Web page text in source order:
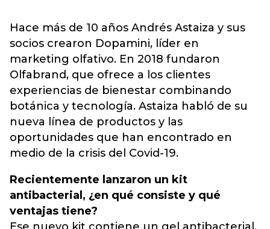
Hace más de 10 años Andrés Astaiza y sus
socios crearon Dopamini, líder en
marketing olfativo. En 2018 fundaron
Olfabrand, que ofrece a los clientes
experiencias de bienestar combinando
botánica y tecnología. Astaiza habló de su
nueva línea de productos y las
oportunidades que han encontrado en
medio de la crisis del Covid-19.
Recientemente lanzaron un kit
antibacterial, ¿en qué consiste y qué
ventajas tiene?